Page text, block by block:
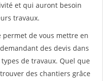
et qui auront besoin
travaux.
de vous mettre en
des devis dans
de travaux. Quel que
des chantiers grâce